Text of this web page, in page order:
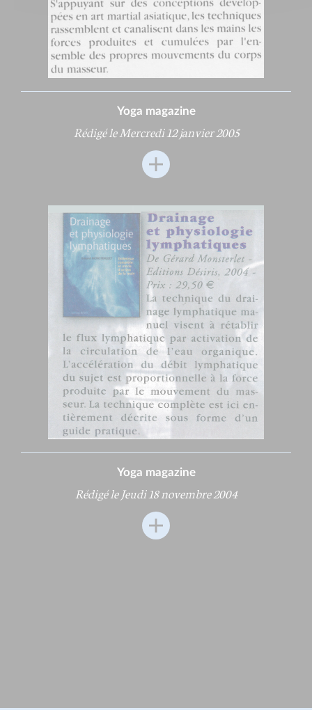
Yoga magazine
Rédigé le Mercredi 12 janvier 2005
Yoga magazine
Rédigé le Jeudi 18 novembre 2004